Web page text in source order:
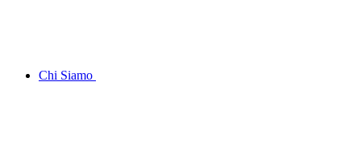
Chi Siamo